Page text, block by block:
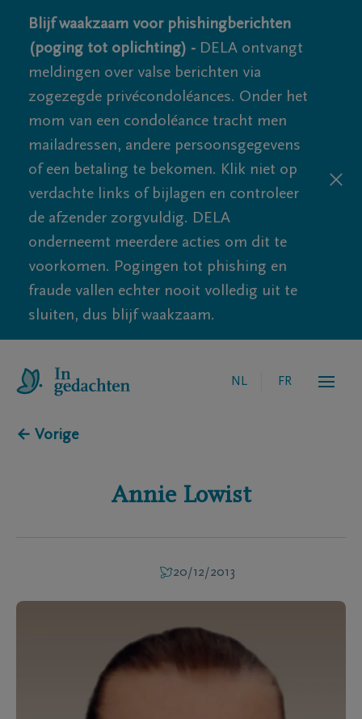
Blijf waakzaam voor phishingberichten
(poging tot oplichting) - DELA ontvangt
meldingen over valse berichten via
zogezegde privécondoléances. Onder het
mom van een condoléance tracht men
mailadressen, andere persoonsgegevens
of een betaling te bekomen. Klik niet op
verdachte links of bijlagen en controleer
de afzender zorgvuldig. DELA
onderneemt meerdere acties om dit te
voorkomen. Pogingen tot phishing en
fraude vallen echter nooit volledig uit te
sluiten, dus blijf waakzaam.
NL FR
← Vorige
Annie Lowist
20/12/2013